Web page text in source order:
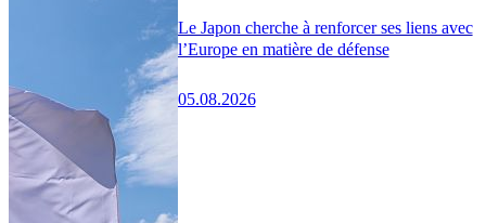
Le Japon cherche à renforcer ses liens avec
l’Europe en matière de défense
05.08.2026